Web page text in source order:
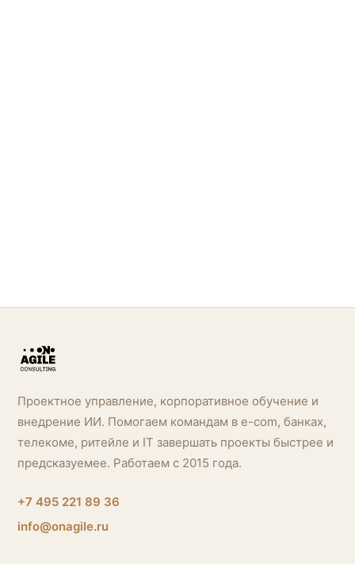
Проектное управление, корпоративное обучение и
внедрение ИИ. Помогаем командам в e-com, банках,
телекоме, ритейле и IT завершать проекты быстрее и
предсказуемее. Работаем с 2015 года.
+7 495 221 89 36
info@onagile.ru